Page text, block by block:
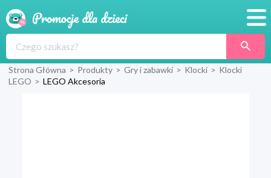
Produkty
Strona Główna > Produkty > Gry i zabawki > Klocki > Klocki
LEGO > LEGO Akcesoria